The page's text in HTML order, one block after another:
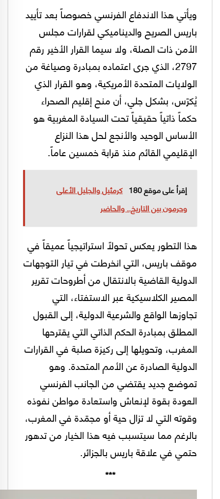
ويأتي هذا الاندفاع الفرنسي خصوصاً بعد تأييد
باريس الصريح والديناميكي لقرارات مجلس
الأمن ذات الصلة، ولا سيما القرار الأخير رقم
2797، الذي جرى اعتماده بمبادرة وصياغة من
الولايات المتحدة الأمريكية، وهو القرار الذي
يُكرّس، بشكل جلي، أن منح إقليم الصحراء
حكماً ذاتياً حقيقياً تحت السيادة المغربية هو
الأساس الوحيد والأنجع لحل هذا النزاع
الإقليمي القائم منذ قرابة خمسين عاماً.
إقرأ على موقع 180
كرمئيل والجليل الأعلى
وحرمون بين التاريخ.. والحاضر
هذا التطور يعكس تحولاً استراتيجياً عميقاً في
موقف باريس، التي انخرطت في تيار التوجهات
الدولية القاضية بالانتقال من أطروحات تقرير
المصير الكلاسيكية عبر الاستفتاء، التي
تجاوزها الواقع والشرعية الدولية، إلى القبول
المطلق بمبادرة الحكم الذاتي التي يقترحها
المغرب، وتحويلها إلى ركيزة صلبة في القرارات
الدولية الصادرة عن الأمم المتحدة. وهو
تموضع جديد يقتضي من الجانب الفرنسي
العودة بقوة لإنعاش واستعادة مواطن نفوذه
وقوته التي لا تزال حية أو مجمّدة في المغرب،
بالرغم مما سيتسبب فيه هذا الخيار من تدهور
حتمي في علاقة باريس بالجزائر.
***